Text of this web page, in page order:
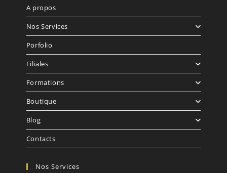
A propos
Nos Services
Porfolio
Filiales
Formations
Boutique
Blog
Contacts
Nos Services